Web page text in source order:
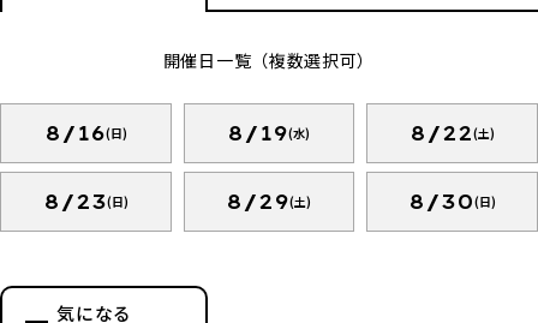
開催日一覧（複数選択可）
8/16(日) 8/19(水) 8/22(土)
8/23(日) 8/29(土) 8/30(日)
気になる